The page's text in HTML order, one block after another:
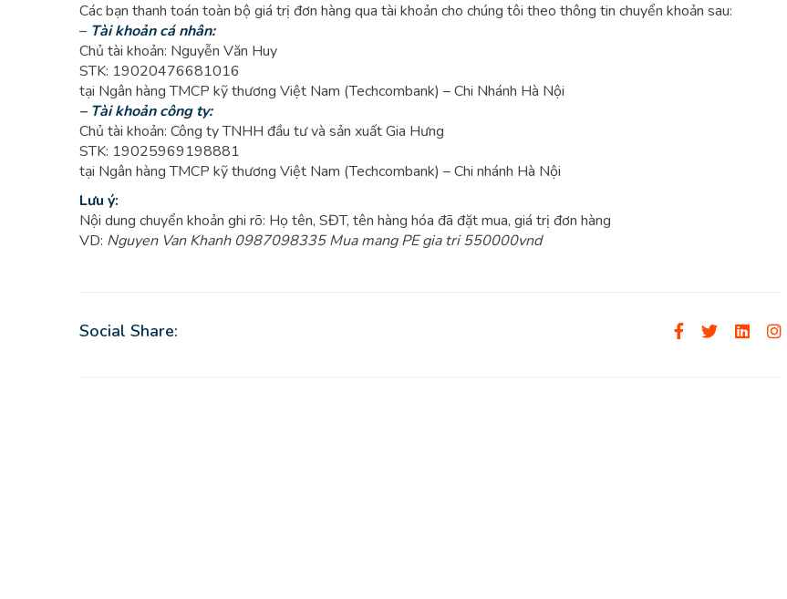
Các bạn thanh toán toàn bộ giá trị đơn hàng qua tài khoản cho chúng tôi theo thông tin chuyển khoản sau:
– Tài khoản cá nhân:
Chủ tài khoản: Nguyễn Văn Huy
STK: 19020476681016
tại Ngân hàng TMCP kỹ thương Việt Nam (Techcombank) – Chi Nhánh Hà Nội
– Tài khoản công ty:
Chủ tài khoản: Công ty TNHH đầu tư và sản xuất Gia Hưng
STK: 19025969198881
tại Ngân hàng TMCP kỹ thương Việt Nam (Techcombank) – Chi nhánh Hà Nội
Lưu ý:
Nội dung chuyển khoản ghi rõ: Họ tên, SĐT, tên hàng hóa đã đặt mua, giá trị đơn hàng
VD: Nguyen Van Khanh 0987098335 Mua mang PE gia tri 550000vnd
Social Share: